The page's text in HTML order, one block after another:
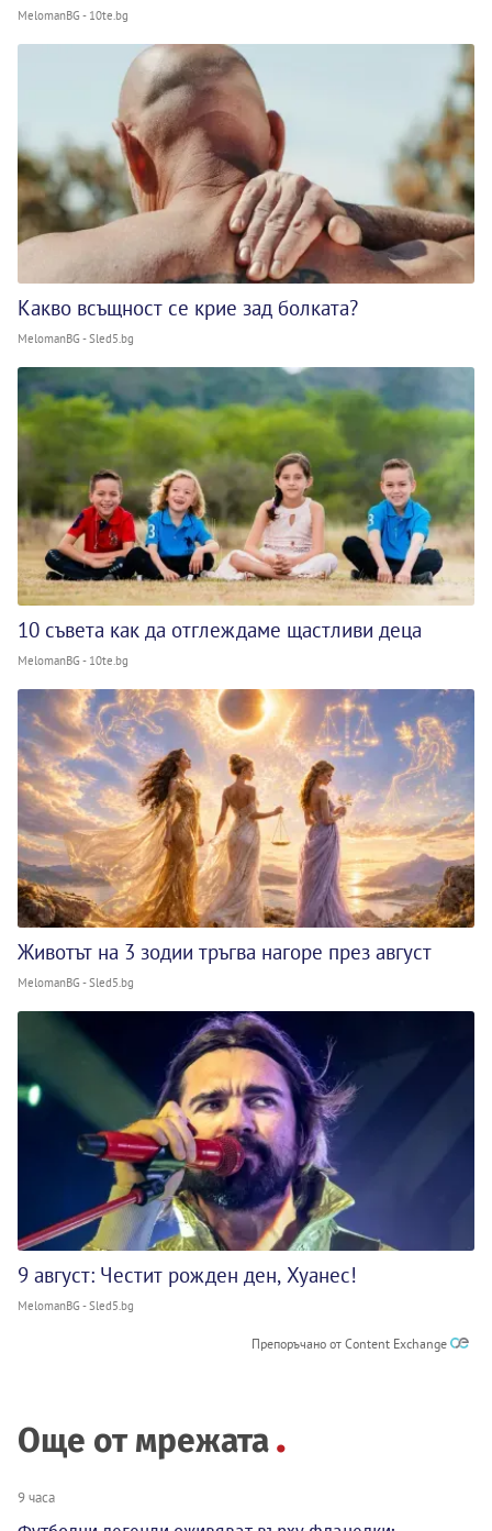
MelomanBG - 10te.bg
Какво всъщност се крие зад болката?
MelomanBG - Sled5.bg
10 съвета как да отглеждаме щастливи деца
MelomanBG - 10te.bg
Животът на 3 зодии тръгва нагоре през август
MelomanBG - Sled5.bg
9 август: Честит рожден ден, Хуанес!
MelomanBG - Sled5.bg
Препоръчано от Content Exchange
Още от мрежата
9 часа